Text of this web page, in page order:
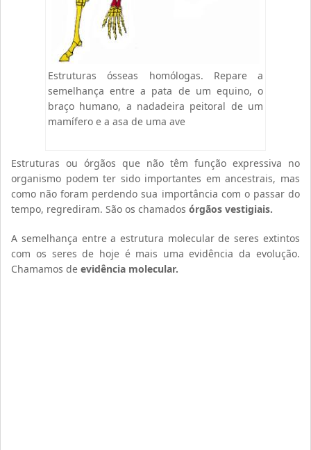
Estruturas ósseas homólogas. Repare a
semelhança entre a pata de um equino, o
braço humano, a nadadeira peitoral de um
mamífero e a asa de uma ave
Estruturas ou órgãos que não têm função expressiva no
organismo podem ter sido importantes em ancestrais, mas
como não foram perdendo sua importância com o passar do
tempo, regrediram. São os chamadosórgãos vestigiais.
A semelhança entre a estrutura molecular de seres extintos
com os seres de hoje é mais uma evidência da evolução.
Chamamos deevidência molecular.